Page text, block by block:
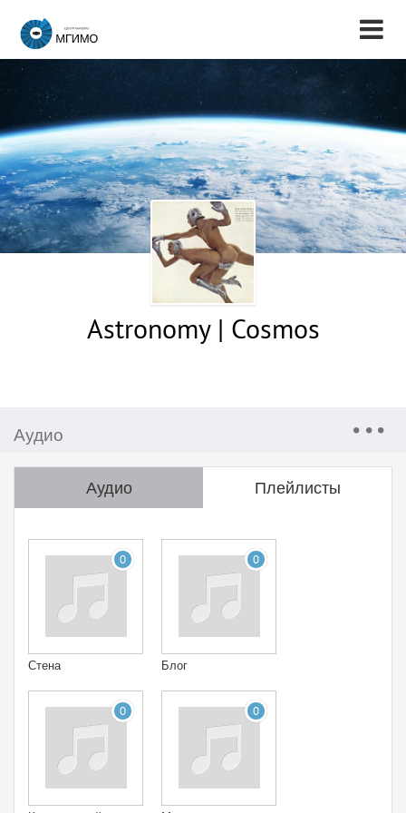
Astronomy | Cosmos
Аудио
Аудио Плейлисты
0
Стена
0
Блог
0 0